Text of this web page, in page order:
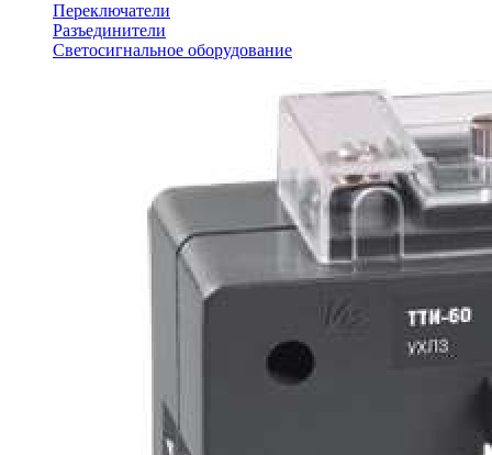
Переключатели
Разъединители
Светосигнальное оборудование